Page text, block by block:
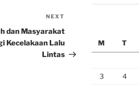
Post
NEXT
dan Masyarakat
Kecelakaan Lalu
Lintas
M
T
3
4